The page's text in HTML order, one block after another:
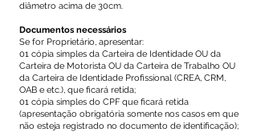
diâmetro acima de 30cm.
Documentos necessários
Se for Proprietário, apresentar:
01 cópia simples da Carteira de Identidade OU da
Carteira de Motorista OU da Carteira de Trabalho OU
da Carteira de Identidade Profissional (CREA, CRM,
OAB e etc.), que ficará retida;
01 cópia simples do CPF que ficará retida
(apresentação obrigatória somente nos casos em que
não esteja registrado no documento de identificação);